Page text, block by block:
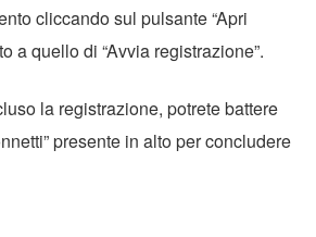
cliccando sul pulsante “Apri
a quello di “Avvia registrazione”.
la registrazione, potrete battere
presente in alto per concludere